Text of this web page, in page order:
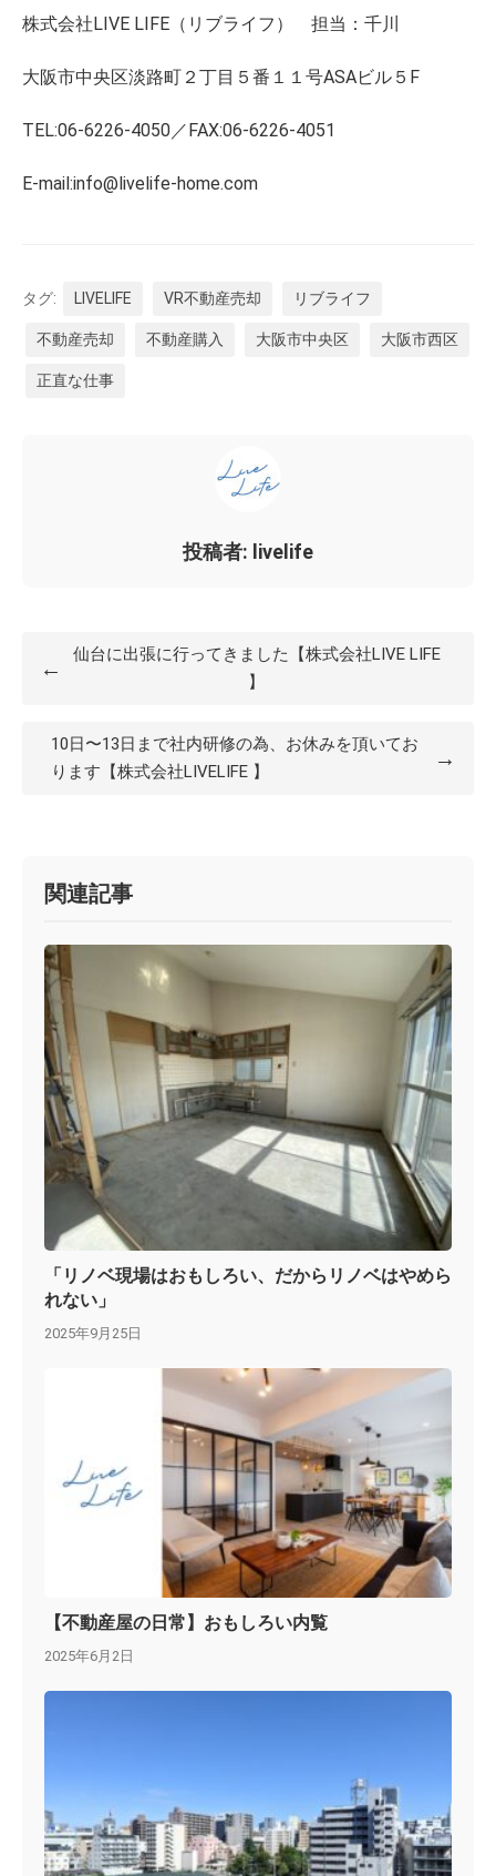
株式会社LIVE LIFE（リブライフ） 担当：千川
大阪市中央区淡路町２丁目５番１１号ASAビル５F
TEL:06-6226-4050／FAX:06-6226-4051
E-mail:info@livelife-home.com
タグ: LIVELIFE VR不動産売却 リブライフ
不動産売却 不動産購入 大阪市中央区 大阪市西区
正直な仕事
投稿者: livelife
←
仙台に出張に行ってきました【株式会社LIVE LIFE
】
10日〜13日まで社内研修の為、お休みを頂いてお
ります【株式会社LIVELIFE 】
→
関連記事
「リノベ現場はおもしろい、だからリノベはやめら
れない」
2025年9月25日
【不動産屋の日常】おもしろい内覧
2025年6月2日